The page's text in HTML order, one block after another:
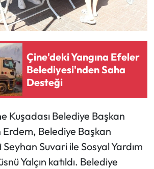
Çine'deki Yangına Efeler
Belediyesi'nden Saha
Desteği
Kuşadası Belediye Başkan
Belediye Başkan
Seyhan Suvari ile Sosyal Yardım
Yalçın katıldı. Belediye